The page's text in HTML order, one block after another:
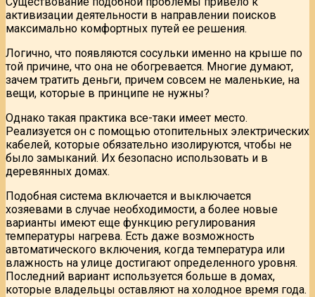
активизации деятельности в направлении поисков
максимально комфортных путей ее решения.
Логично, что появляются сосульки именно на крыше по
той причине, что она не обогревается. Многие думают,
зачем тратить деньги, причем совсем не маленькие, на
вещи, которые в принципе не нужны?
Однако такая практика все-таки имеет место.
Реализуется он с помощью отопительных электрических
кабелей, которые обязательно изолируются, чтобы не
было замыканий. Их безопасно использовать и в
деревянных домах.
Подобная система включается и выключается
хозяевами в случае необходимости, а более новые
варианты имеют еще функцию регулирования
температуры нагрева. Есть даже возможность
автоматического включения, когда температура или
влажность на улице достигают определенного уровня.
Последний вариант используется больше в домах,
которые владельцы оставляют на холодное время года.